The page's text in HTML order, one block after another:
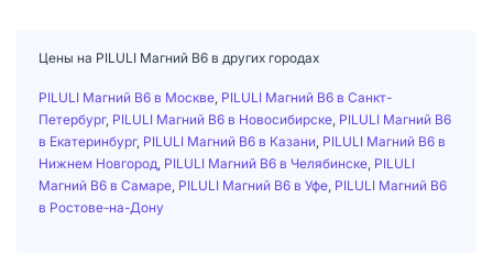
Цены на PILULI Магний В6 в других городах
PILULI Магний В6 в Москве PILULI Магний В6 в Санкт-
Петербург, PILULI Магний В6 в Новосибирске PILULI Магний В6
в Екатеринбург, PILULI Магний В6 в Казани PILULI Магний В6 в
Нижнем Новгород PILULI Магний В6 в Челябинске PILULI
Магний В6 в Самаре PILULI Магний В6 в Уфе PILULI Магний В6
в Ростове-на-Дону